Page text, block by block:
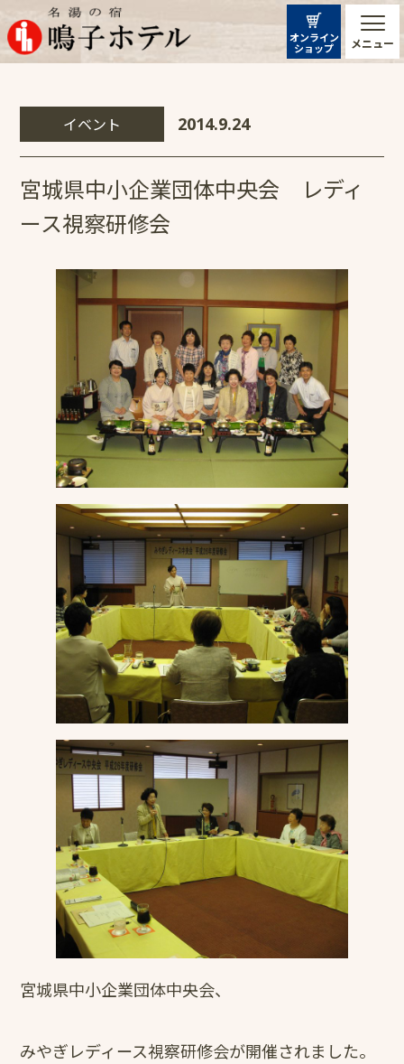
メニュー
オンライン
ショップ
イベント 2014.9.24
宮城県中小企業団体中央会 レディ
ース視察研修会
宮城県中小企業団体中央会、
みやぎレディース視察研修会が開催されました。